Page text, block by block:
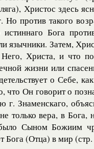
Христос здесь
Но против такого
истиннаго Бога
язычники. Затем,
Него, Христа, и что
жизни или
о Себе,
что Он говорит о
г. Знаменскаго,
только вера, в Бога,
Сыном Божиим
Бога (Отца) в мир (стр.